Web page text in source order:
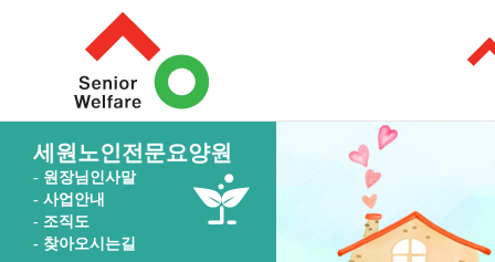
세원노인전문요양원
- 원장님인사말
- 사업안내
- 조직도
- 찾아오시는길